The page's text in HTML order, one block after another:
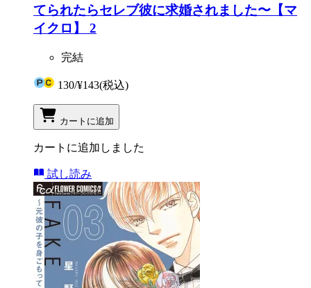
てられたらセレブ彼に求婚されました〜【マ
イクロ】 2
完結
130/¥143(税込)
カートに追加
カートに追加しました
試し読み